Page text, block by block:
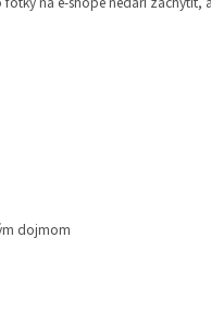
dojmom